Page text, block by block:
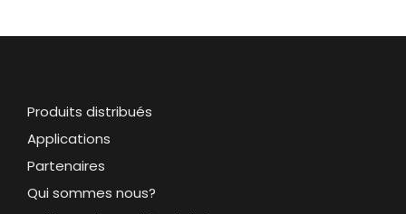
Produits distribués
Applications
Partenaires
Qui sommes nous?